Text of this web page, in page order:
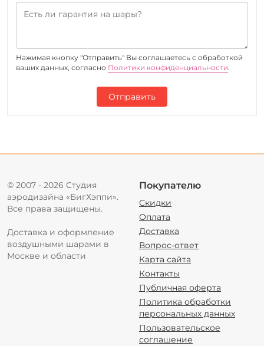
Нажимая кнопку "Отправить" Вы соглашаетесь c обработкой
ваших данных, согласно Политики конфиденциальности.
Отправить
© 2007 - 2026 Студия
аэродизайна «БигХэппи».
Все права защищены.
Доставка и оформление
воздушными шарами в
Москве и области
Покупателю
Скидки
Оплата
Доставка
Вопрос-ответ
Карта сайта
Контакты
Публичная оферта
Политика обработки
персональных данных
Пользовательское
соглашение